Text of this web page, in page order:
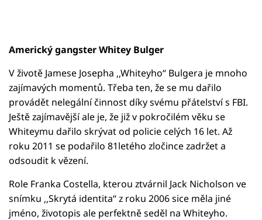
Americký gangster Whitey Bulger
V životě Jamese Josepha ‚‚Whiteyho‘‘ Bulgera je mnoho
zajímavých momentů. Třeba ten, že se mu dařilo
provádět nelegální činnost díky svému přátelství s FBI.
Ještě zajímavější ale je, že již v pokročilém věku se
Whiteymu dařilo skrývat od policie celých 16 let. Až
roku 2011 se podařilo 81letého zločince zadržet a
odsoudit k vězení.
Role Franka Costella, kterou ztvárnil Jack Nicholson ve
snímku ‚‚Skrytá identita‘‘ z roku 2006 sice měla jiné
jméno, životopis ale perfektně seděl na Whiteyho.